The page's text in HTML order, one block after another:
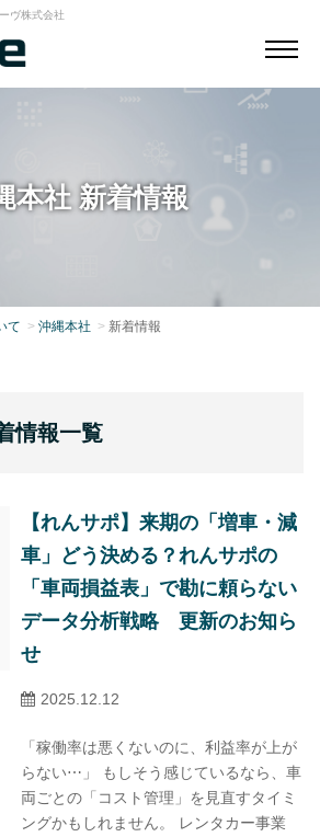
ヴ株式会社
本社 新着情報
て 沖縄本社 新着情報
情報一覧
【れんサポ】来期の「増車・減
車」どう決める？れんサポの
「車両損益表」で勘に頼らない
データ分析戦略 更新のお知ら
せ
2025.12.12
「稼働率は悪くないのに、利益率が上が
らない⋯」 もしそう感じているなら、車
両ごとの「コスト管理」を見直すタイミ
ングかもしれません。 レンタカー事業